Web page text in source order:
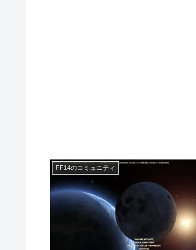
FF14のコミュニティ